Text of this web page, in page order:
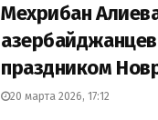
Мехрибан
праздником
20 марта 2026, 17:12